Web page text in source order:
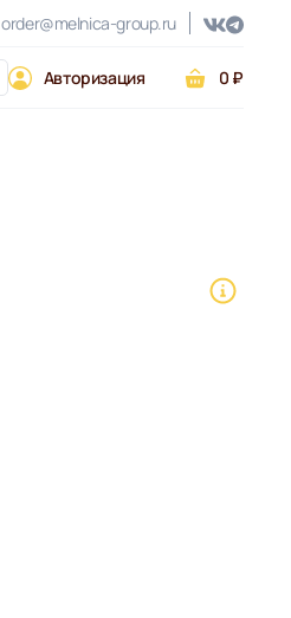
order@melnica-group.ru
Авторизация 0 ₽